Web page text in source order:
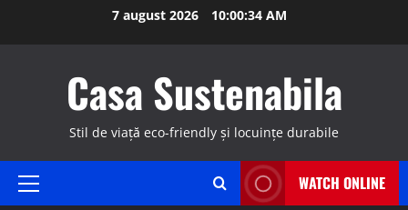
7 august 2026 10:00:35 AM
Casa Sustenabila
Stil de viață eco-friendly și locuințe durabile
Primary
WATCH ONLINE